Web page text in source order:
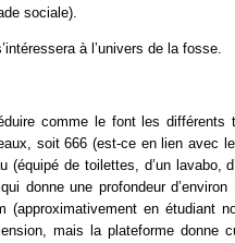
sociale).
à l’univers de la fosse.
comme le font les différents
soit 666 (est-ce en lien avec
de toilettes, d’un lavabo,
donne une profondeur d’environ
en étudiant
mais la plateforme donne